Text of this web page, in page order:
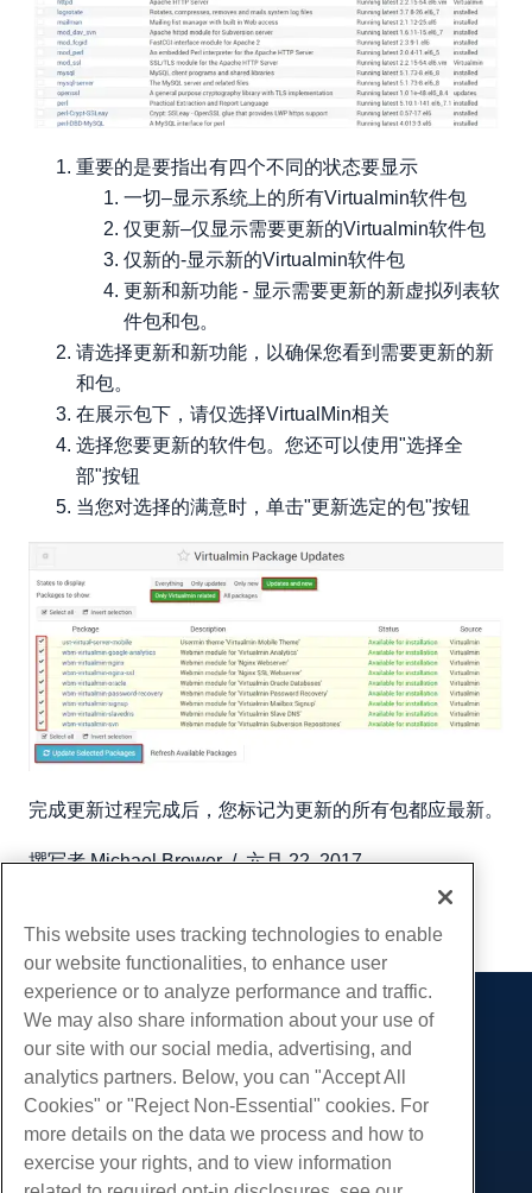
重要的是要指出有四个不同的状态要显示
一切–显示系统上的所有Virtualmin软件包
仅更新–仅显示需要更新的Virtualmin软件包
仅新的-显示新的Virtualmin软件包
更新和新功能 - 显示需要更新的新虚拟列表软
件包和包。
请选择更新和新功能，以确保您看到需要更新的新
和包。
在展示包下，请仅选择VirtualMin相关
选择您要更新的软件包。您还可以使用"选择全
部"按钮
当您对选择的满意时，单击"更新选定的包"按钮
完成更新过程完成后，您标记为更新的所有包都应最新。
撰写者 Michael Brower/六月 22, 2017
产品展示
虚拟主机
企业主机
转销商托管
白标经销商
服务
社区
产品资料
公司
This website uses tracking technologies to enable
our website functionalities, to enhance user
experience or to analyze performance and traffic.
We may also share information about your use of
our site with our social media, advertising, and
analytics partners. Below, you can "Accept All
Cookies" or "Reject Non-Essential" cookies. For
more details on the data we process and how to
exercise your rights, and to view information